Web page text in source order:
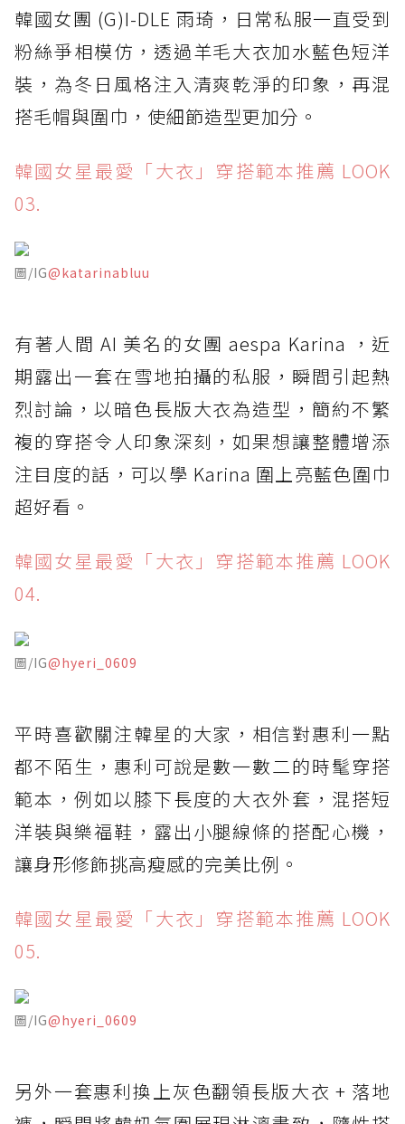
韓國女團 (G)I-DLE 雨琦，日常私服一直受到
粉絲爭相模仿，透過羊毛大衣加水藍色短洋
裝，為冬日風格注入清爽乾淨的印象，再混
搭毛帽與圍巾，使細節造型更加分。
韓國女星最愛「大衣」穿搭範本推薦 LOOK
03.
圖/IG@katarinabluu
有著人間 AI 美名的女團 aespa Karina ，近
期露出一套在雪地拍攝的私服，瞬間引起熱
烈討論，以暗色長版大衣為造型，簡約不繁
複的穿搭令人印象深刻，如果想讓整體增添
注目度的話，可以學 Karina 圍上亮藍色圍巾
超好看。
韓國女星最愛「大衣」穿搭範本推薦 LOOK
04.
圖/IG@hyeri_0609
平時喜歡關注韓星的大家，相信對惠利一點
都不陌生，惠利可說是數一數二的時髦穿搭
範本，例如以膝下長度的大衣外套，混搭短
洋裝與樂福鞋，露出小腿線條的搭配心機，
讓身形修飾挑高瘦感的完美比例。
韓國女星最愛「大衣」穿搭範本推薦 LOOK
05.
圖/IG@hyeri_0609
另外一套惠利換上灰色翻領長版大衣 + 落地